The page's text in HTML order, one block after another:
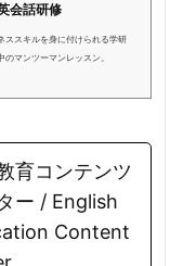
会話研修
ススキルを身に付けられる学研
マンツーマンレッスン。
育コンテンツ
ー / English
Content